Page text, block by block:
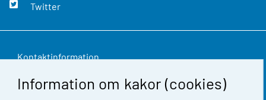
Information om kakor (cookies)
Twitter
Kontaktinformation
Respons